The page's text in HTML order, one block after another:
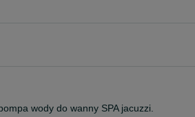
wody do wanny SPA jacuzzi.